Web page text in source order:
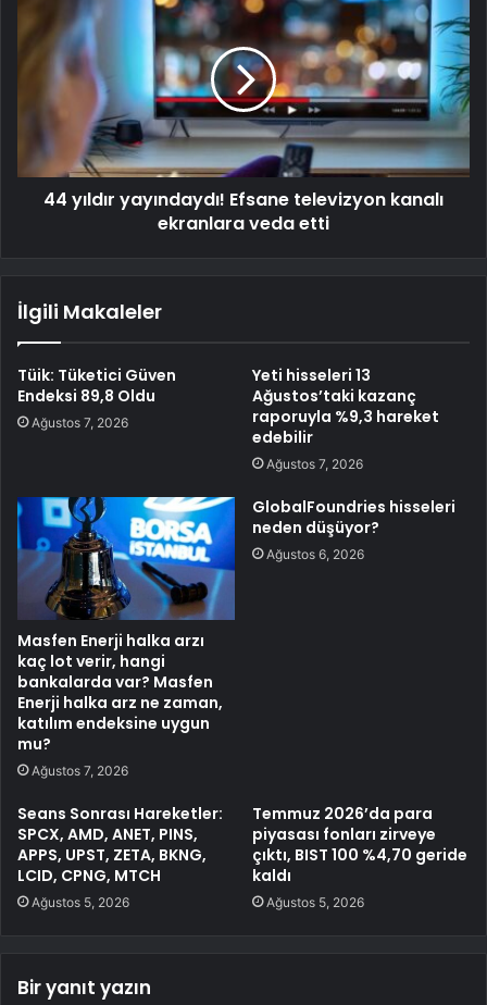
44 yıldır yayındaydı! Efsane televizyon kanalı
ekranlara veda etti
İlgili Makaleler
Tüik: Tüketici Güven
Endeksi 89,8 Oldu
Ağustos 7, 2026
Yeti hisseleri 13
Ağustos’taki kazanç
raporuyla %9,3 hareket
edebilir
Ağustos 7, 2026
Masfen Enerji halka arzı
kaç lot verir, hangi
bankalarda var? Masfen
Enerji halka arz ne zaman,
katılım endeksine uygun
mu?
Ağustos 7, 2026
GlobalFoundries hisseleri
neden düşüyor?
Ağustos 6, 2026
Seans Sonrası Hareketler:
SPCX, AMD, ANET, PINS,
APPS, UPST, ZETA, BKNG,
LCID, CPNG, MTCH
Ağustos 5, 2026
Temmuz 2026’da para
piyasası fonları zirveye
çıktı, BIST 100 %4,70 geride
kaldı
Ağustos 5, 2026
Bir yanıt yazın